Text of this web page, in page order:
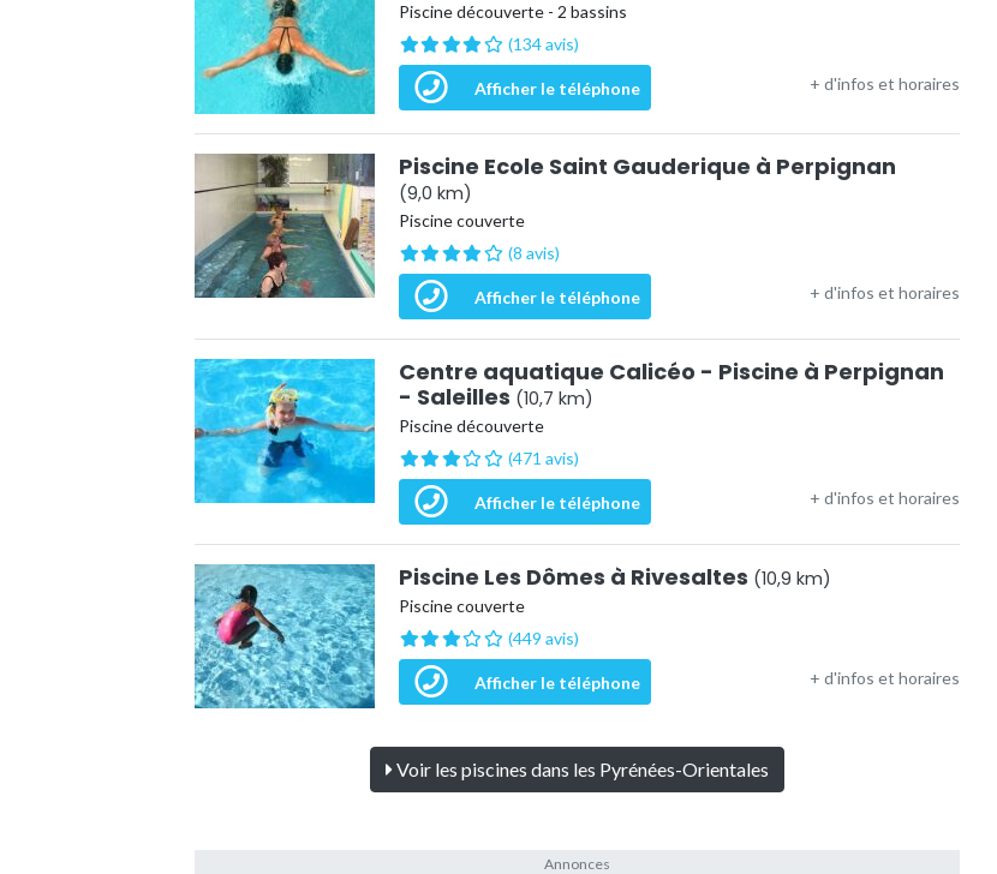
Piscine découverte - 2 bassins
(134 avis)
Afficher le téléphone + d'infos et horaires
Piscine Ecole Saint Gauderique à Perpignan
(9,0 km)
Piscine couverte
(8 avis)
Afficher le téléphone + d'infos et horaires
Centre aquatique Calicéo - Piscine à Perpignan
- Saleilles (10,7 km)
Piscine découverte
(471 avis)
Afficher le téléphone + d'infos et horaires
Piscine Les Dômes à Rivesaltes (10,9 km)
Piscine couverte
(449 avis)
Afficher le téléphone + d'infos et horaires
Voir les piscines dans les Pyrénées-Orientales